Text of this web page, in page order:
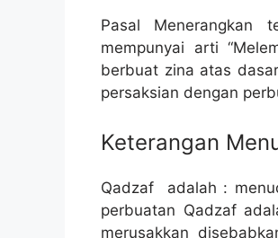
Pasal Menerangkan
mempunyai arti
berbuat zina atas
persaksian dengan
Keterangan
Qadzaf adalah :
perbuatan Qadzaf
merusakkan